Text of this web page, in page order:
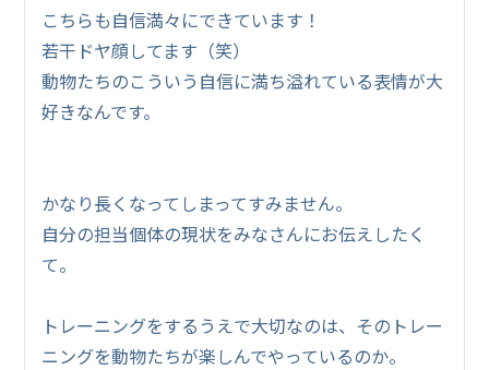
こちらも自信満々にできています！
若干ドヤ顔してます（笑）
動物たちのこういう自信に満ち溢れている表情が大
好きなんです。
かなり長くなってしまってすみません。
自分の担当個体の現状をみなさんにお伝えしたく
て。
トレーニングをするうえで大切なのは、そのトレー
ニングを動物たちが楽しんでやっているのか。